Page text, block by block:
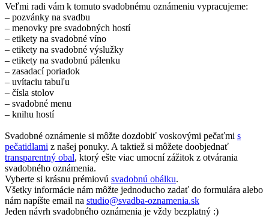
Veľmi radi vám k tomuto svadobnému oznámeniu vypracujeme:
– pozvánky na svadbu
– menovky pre svadobných hostí
– etikety na svadobné víno
– etikety na svadobné výslužky
– etikety na svadobnú pálenku
– zasadací poriadok
– uvítaciu tabuľu
– čísla stolov
– svadobné menu
– knihu hostí
Svadobné oznámenie si môžte dozdobiť voskovými pečaťmi s
pečatidlami z našej ponuky. A taktiež si môžete doobjednať
transparentný obal, ktorý ešte viac umocní zážitok z otvárania
svadobného oznámenia.
Vyberte si krásnu prémiovú svadobnú obálku.
Všetky informácie nám môžte jednoducho zadať do formulára alebo
nám napíšte email na studio@svadba-oznamenia.sk
Jeden návrh svadobného oznámenia je vždy bezplatný :)